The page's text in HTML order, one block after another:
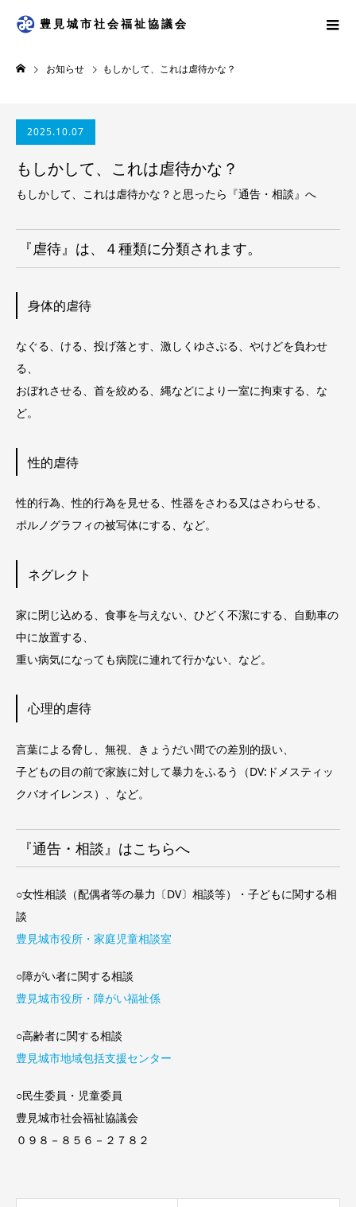
豊見城市社会福祉協議会
お知らせ もしかして、これは虐待かな？
2025.10.07
もしかして、これは虐待かな？
もしかして、これは虐待かな？と思ったら『通告・相談』へ
『虐待』は、４種類に分類されます。
身体的虐待
なぐる、ける、投げ落とす、激しくゆさぶる、やけどを負わせ
る、
おぼれさせる、首を絞める、縄などにより一室に拘束する、な
ど。
性的虐待
性的行為、性的行為を見せる、性器をさわる又はさわらせる、
ポルノグラフィの被写体にする、など。
ネグレクト
家に閉じ込める、食事を与えない、ひどく不潔にする、自動車の
中に放置する、
重い病気になっても病院に連れて行かない、など。
心理的虐待
言葉による脅し、無視、きょうだい間での差別的扱い、
子どもの目の前で家族に対して暴力をふるう（DV: ドメスティッ
クバオイレンス）、など。
『通告・相談』はこちらへ
○女性相談（配偶者等の暴力〔DV〕相談等）・子どもに関する相
談
豊見城市役所・家庭児童相談室
○障がい者に関する相談
豊見城市役所・障がい福祉係
○高齢者に関する相談
豊見城市地域包括支援センター
○民生委員・児童委員
豊見城市社会福祉協議会
０９８－８５６－２７８２